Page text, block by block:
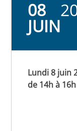
08
JUIN
Lundi 8 juin
de 14h à 16h